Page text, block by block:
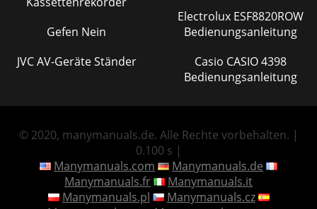
Gefen Nein
JVC AV-Geräte Ständer
Electrolux ESF8820ROW
Bedienungsanleitung
Casio CASIO 4398
Bedienungsanleitung
© 2020, manymanuals.de. Alle Rechte vorbehalten. |
0.100 s |
Manymanuals.com
Manymanuals.de
Manymanuals.fr
Manymanuals.it
Manymanuals.pl
Manymanuals.cz